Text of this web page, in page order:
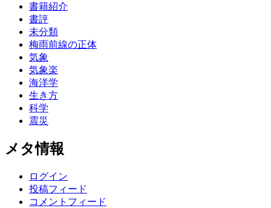
書籍紹介
書評
未分類
梅雨前線の正体
気象
気象楽
海洋学
生き方
科学
震災
メタ情報
ログイン
投稿フィード
コメントフィード